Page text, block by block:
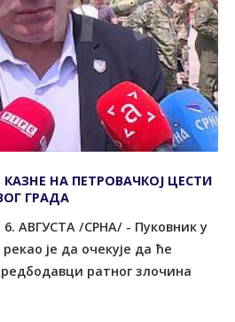
НА ПЕТРОВАЧКОЈ ЦЕСТИ
ГРАДА
АВГУСТА /СРНА/ - Пуковник у
је да очекује да ће
ратног злочина